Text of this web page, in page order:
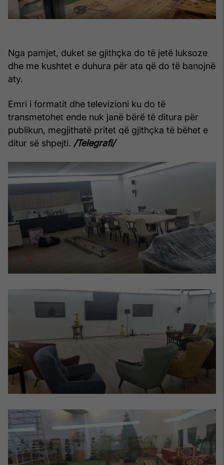
Nga pamjet, duket se gjithçka do të jetë luksoze
dhe me kushtet e duhura për ata që do të banojnë
aty.
Emri i formatit dhe televizioni ku do të
transmetohet ende nuk janë bërë të ditura për
publikun, megjithatë pritet që gjithçka të bëhet e
ditur së shpejti. /Telegrafi/